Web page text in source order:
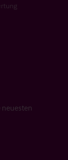
neuesten